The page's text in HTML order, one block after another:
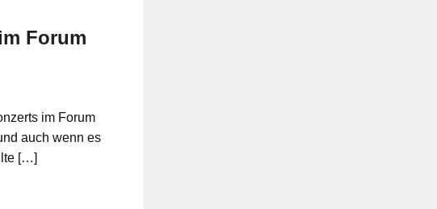
Forum
im Forum
auch wenn es
[…]